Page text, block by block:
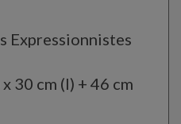
Expressionnistes
30 cm (I) + 46 cm